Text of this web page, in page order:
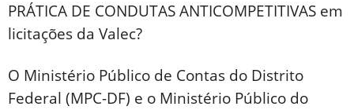
PRÁTICA DE CONDUTAS ANTICOMPETITIVAS em
licitações da Valec?
O Ministério Público de Contas do Distrito
Federal (MPC-DF) e o Ministério Público do